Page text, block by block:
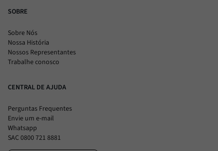
SOBRE
Sobre Nós
Nossa História
Nossos Representantes
Trabalhe conosco
CENTRAL DE AJUDA
Perguntas Frequentes
Envie um e-mail
Whatsapp
SAC 0800 721 8881